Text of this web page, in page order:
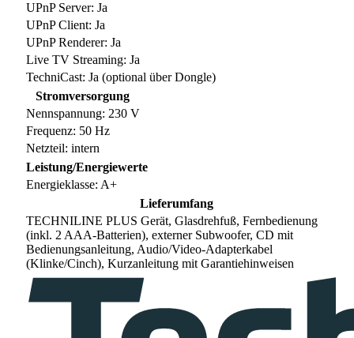
UPnP Server: Ja
UPnP Client: Ja
UPnP Renderer: Ja
Live TV Streaming: Ja
TechniCast: Ja (optional über Dongle)
Stromversorgung
Nennspannung: 230 V
Frequenz: 50 Hz
Netzteil: intern
Leistung/Energiewerte
Energieklasse: A+
Lieferumfang
TECHNILINE PLUS Gerät, Glasdrehfuß, Fernbedienung
(inkl. 2 AAA-Batterien), externer Subwoofer, CD mit
Bedienungsanleitung, Audio/Video-Adapterkabel
(Klinke/Cinch), Kurzanleitung mit Garantiehinweisen